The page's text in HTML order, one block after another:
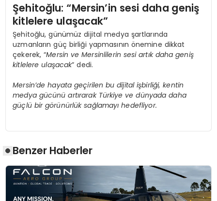
Şehitoğlu: “Mersin’in sesi daha geniş
kitlelere ulaşacak”
Şehitoğlu, günümüz dijital medya şartlarında
uzmanların güç birliği yapmasının önemine dikkat
çekerek, “Mersin ve Mersinlilerin sesi artık daha geniş
kitlelere ulaşacak” dedi.
Mersin’de hayata geçirilen bu dijital işbirliği, kentin
medya gücünü artırarak Türkiye ve dünyada daha
güçlü bir görünürlük sağlamayı hedefliyor.
Benzer Haberler